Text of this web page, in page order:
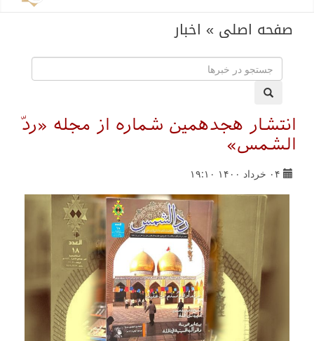
صفحه اصلی » اخبار
انتشار هجدهمین شماره از مجله «ردّ
الشمس»
۰۴ خرداد ۱۴۰۰ ۱۹:۱۰